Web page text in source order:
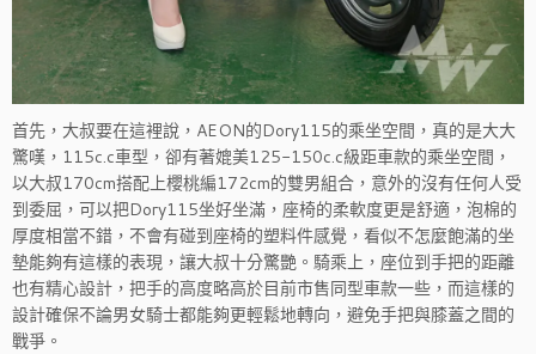
首先，大叔要在這裡說，AEON的Dory115的乘坐空間，真的是大大
驚嘆，115c.c車型，卻有著媲美125-150c.c級距車款的乘坐空間，
以大叔170cm搭配上櫻桃編172cm的雙男組合，意外的沒有任何人受
到委屈，可以把Dory115坐好坐滿，座椅的柔軟度更是舒適，泡棉的
厚度相當不錯，不會有碰到座椅的塑料件感覺，看似不怎麼飽滿的坐
墊能夠有這樣的表現，讓大叔十分驚艷。騎乘上，座位到手把的距離
也有精心設計，把手的高度略高於目前市售同型車款一些，而這樣的
設計確保不論男女騎士都能夠更輕鬆地轉向，避免手把與膝蓋之間的
戰爭。